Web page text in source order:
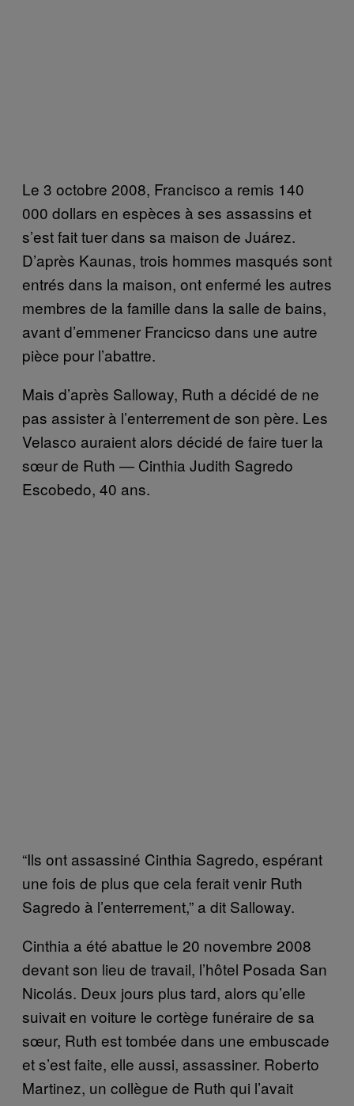
Le 3 octobre 2008, Francisco a remis 140
000 dollars en espèces à ses assassins et
s’est fait tuer dans sa maison de Juárez.
D’après Kaunas, trois hommes masqués sont
entrés dans la maison, ont enfermé les autres
membres de la famille dans la salle de bains,
avant d’emmener Francicso dans une autre
pièce pour l’abattre.
Mais d’après Salloway, Ruth a décidé de ne
pas assister à l’enterrement de son père. Les
Velasco auraient alors décidé de faire tuer la
sœur de Ruth — Cinthia Judith Sagredo
Escobedo, 40 ans.
“Ils ont assassiné Cinthia Sagredo, espérant
une fois de plus que cela ferait venir Ruth
Sagredo à l’enterrement,” a dit Salloway.
Cinthia a été abattue le 20 novembre 2008
devant son lieu de travail, l’hôtel Posada San
Nicolás. Deux jours plus tard, alors qu’elle
suivait en voiture le cortège funéraire de sa
sœur, Ruth est tombée dans une embuscade
et s’est faite, elle aussi, assassiner. Roberto
Martinez, un collègue de Ruth qui l’avait